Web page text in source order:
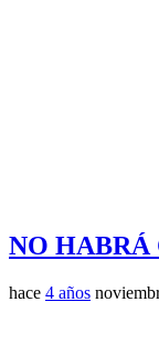
NO HABRÁ
hace 4 años